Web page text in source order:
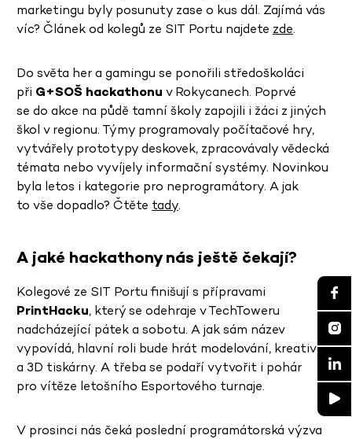
marketingu byly posunuty zase o kus dál. Zajímá vás
víc? Článek od kolegů ze SIT Portu najdete zde.
Do světa her a gamingu se ponořili středoškoláci
při G+SOŠ hackathonu v Rokycanech. Poprvé
se do akce na půdě tamní školy zapojili i žáci z jiných
škol v regionu. Týmy programovaly počítačové hry,
vytvářely prototypy deskovek, zpracovávaly vědecká
témata nebo vyvíjely informační systémy. Novinkou
byla letos i kategorie pro neprogramátory. A jak
to vše dopadlo? Čtěte tady.
A jaké hackathony nás ještě čekají?
Kolegové ze SIT Portu finišují s přípravami
PrintHacku, který se odehraje v TechToweru
nadcházející pátek a sobotu. A jak sám název
vypovídá, hlavní roli bude hrát modelování, kreativita
a 3D tiskárny. A třeba se podaří vytvořit i pohár
pro vítěze letošního Esportového turnaje.
V prosinci nás čeká poslední programátorská výzva